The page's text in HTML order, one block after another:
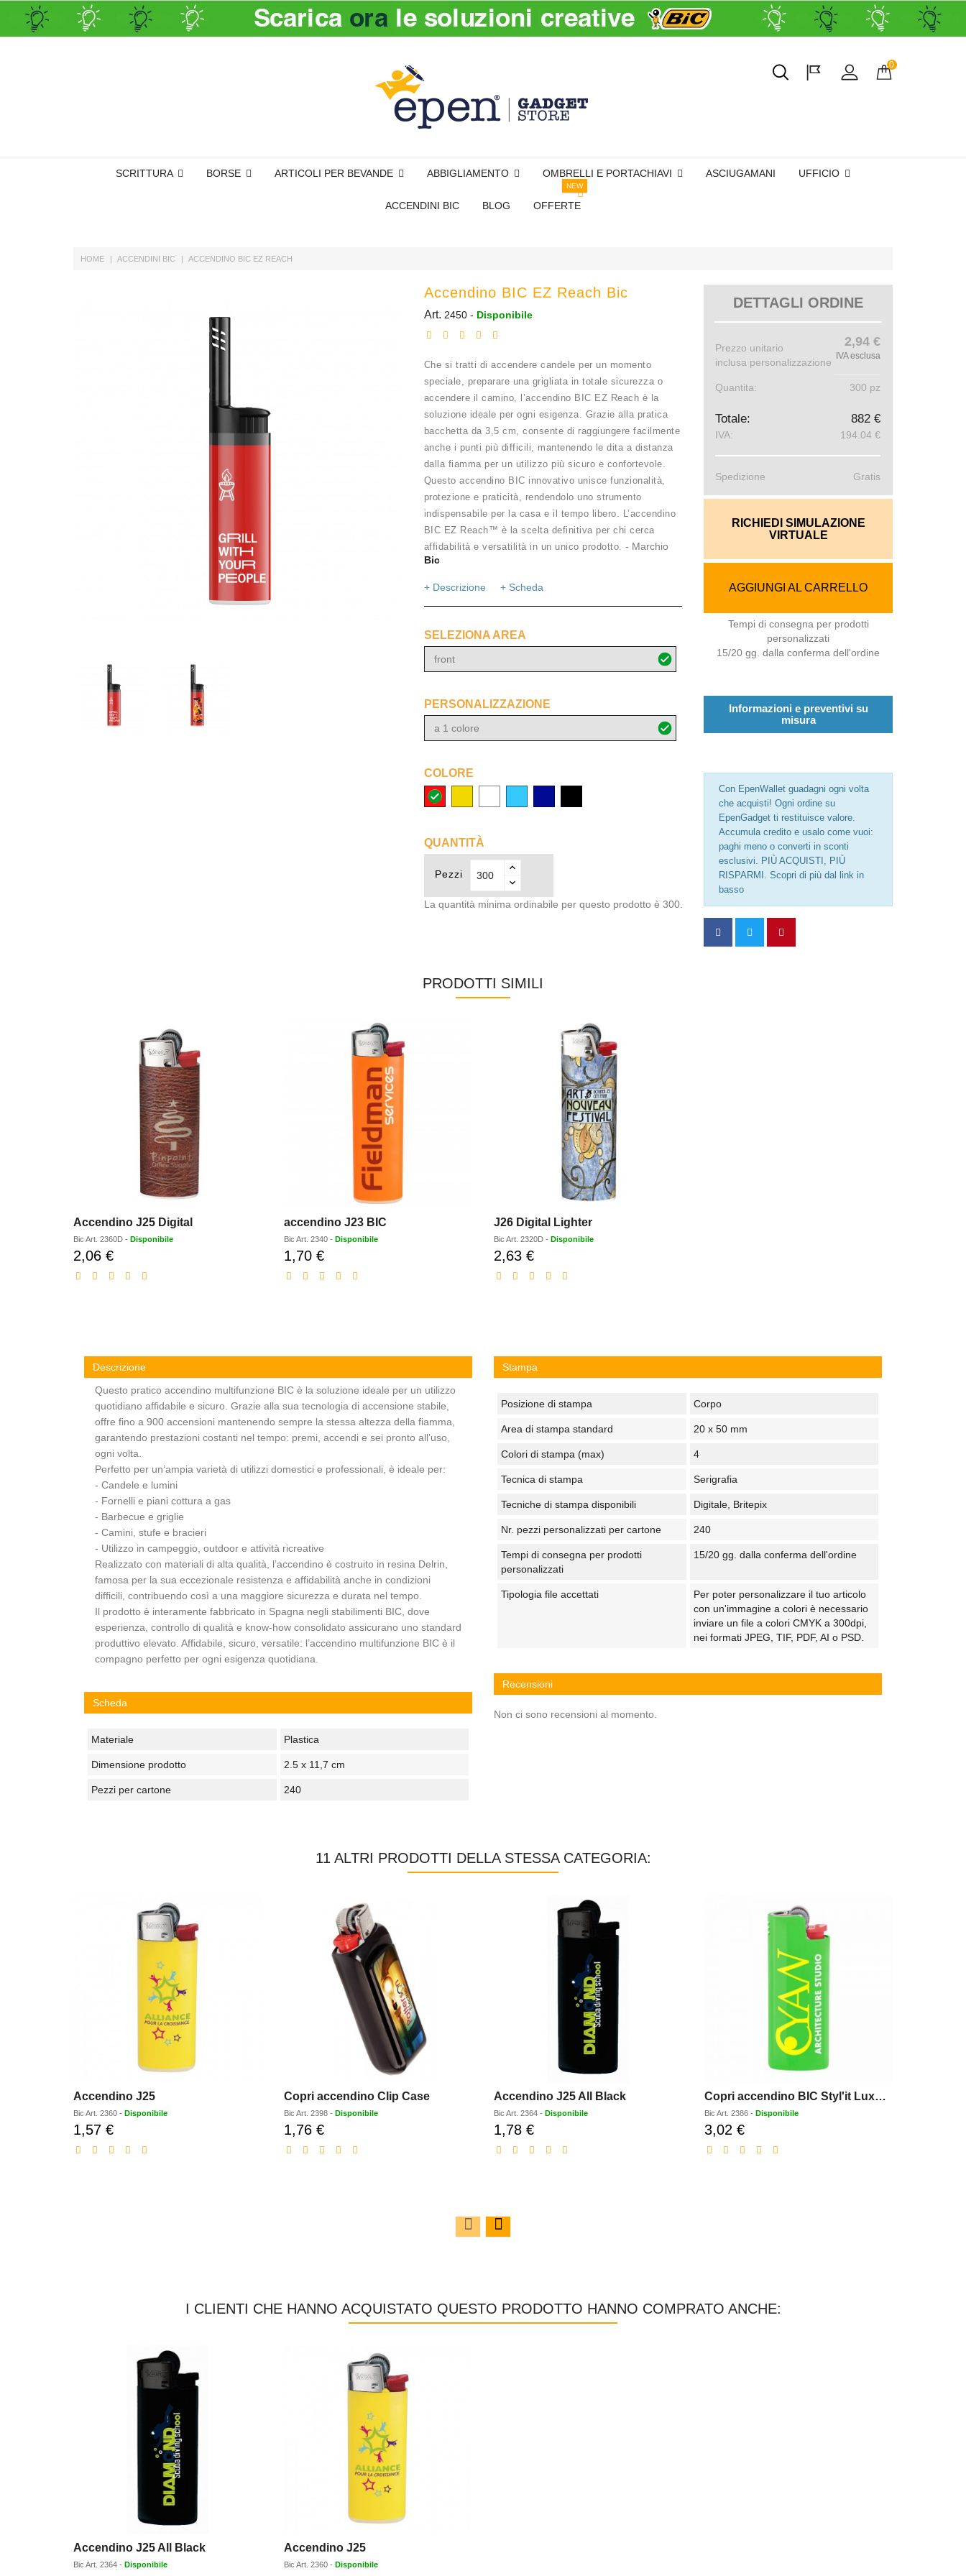
0
SCRITTURA BORSE ARTICOLI PER BEVANDE ABBIGLIAMENTO OMBRELLI E PORTACHIAVI ASCIUGAMANI UFFICIO
ACCENDINI BIC BLOG OFFERTE
NEW
HOME ACCENDINI BIC ACCENDINO BIC EZ REACH
Accendino BIC EZ Reach Bic
Art. 2450 - Disponibile
Che si tratti di accendere candele per un momento
speciale, preparare una grigliata in totale sicurezza o
accendere il camino, l’accendino BIC EZ Reach è la
soluzione ideale per ogni esigenza. Grazie alla pratica
bacchetta da 3,5 cm, consente di raggiungere facilmente
anche i punti più difficili, mantenendo le dita a distanza
dalla fiamma per un utilizzo più sicuro e confortevole.
Questo accendino BIC innovativo unisce funzionalità,
protezione e praticità, rendendolo uno strumento
indispensabile per la casa e il tempo libero. L’accendino
BIC EZ Reach™ è la scelta definitiva per chi cerca
affidabilità e versatilità in un unico prodotto. - Marchio
Bic
+ Descrizione + Scheda
SELEZIONA AREA
front
PERSONALIZZAZIONE
a 1 colore
COLORE
Rosso
(12)
(01)
(53)
(04)
(02)
QUANTITÀ
Pezzi
La quantità minima ordinabile per questo prodotto è 300.
DETTAGLI ORDINE
Prezzo unitario
inclusa personalizzazione
2,94 €
IVA esclusa
Quantita: 300 pz
Totale: 882 €
IVA: 194.04 €
Spedizione Gratis
RICHIEDI SIMULAZIONE
VIRTUALE
AGGIUNGI AL CARRELLO
Tempi di consegna per prodotti
personalizzati
15/20 gg. dalla conferma dell'ordine
Informazioni e preventivi su
misura
Con EpenWallet guadagni ogni volta
che acquisti! Ogni ordine su
EpenGadget ti restituisce valore.
Accumula credito e usalo come vuoi:
paghi meno o converti in sconti
esclusivi. PIÙ ACQUISTI, PIÙ
RISPARMI. Scopri di più dal link in
basso
PRODOTTI SIMILI
Accendino J25 Digital
Bic Art. 2360D - Disponibile
2,06 €Prezzo
accendino J23 BIC
Bic Art. 2340- Disponibile
1,70 €Prezzo
J26 Digital Lighter
Bic Art. 2320D - Disponibile
2,63 €Prezzo
Descrizione
Questo pratico accendino multifunzione BIC è la soluzione ideale per un utilizzo
quotidiano affidabile e sicuro. Grazie alla sua tecnologia di accensione stabile,
offre fino a 900 accensioni mantenendo sempre la stessa altezza della fiamma,
garantendo prestazioni costanti nel tempo: premi, accendi e sei pronto all’uso,
ogni volta.
Perfetto per un’ampia varietà di utilizzi domestici e professionali, è ideale per:
- Candele e lumini
- Fornelli e piani cottura a gas
- Barbecue e griglie
- Camini, stufe e bracieri
- Utilizzo in campeggio, outdoor e attività ricreative
Realizzato con materiali di alta qualità, l’accendino è costruito in resina Delrin,
famosa per la sua eccezionale resistenza e affidabilità anche in condizioni
difficili, contribuendo così a una maggiore sicurezza e durata nel tempo.
Il prodotto è interamente fabbricato in Spagna negli stabilimenti BIC, dove
esperienza, controllo di qualità e know-how consolidato assicurano uno standard
produttivo elevato. Affidabile, sicuro, versatile: l’accendino multifunzione BIC è il
compagno perfetto per ogni esigenza quotidiana.
Scheda
Materiale Plastica
Dimensione prodotto 2.5 x 11,7 cm
Pezzi per cartone 240
Stampa
Posizione di stampa Corpo
Area di stampa standard 20 x 50 mm
Colori di stampa (max) 4
Tecnica di stampa Serigrafia
Tecniche di stampa disponibili Digitale, Britepix
Nr. pezzi personalizzati per cartone 240
Tempi di consegna per prodotti
personalizzati
15/20 gg. dalla conferma dell'ordine
Tipologia file accettati
Per poter personalizzare il tuo articolo
con un'immagine a colori è necessario
inviare un file a colori CMYK a 300dpi,
nei formati JPEG, TIF, PDF, AI o PSD.
Recensioni
Non ci sono recensioni al momento.
11 ALTRI PRODOTTI DELLA STESSA CATEGORIA:
Accendino J25
Bic Art. 2360 - Disponibile
1,57 €Prezzo
Copri accendino Clip Case
Bic Art. 2398- Disponibile
1,76 €Prezzo
Accendino J25 All Black
Bic Art. 2364 - Disponibile
1,78 €Prezzo
Copri accendino BIC Styl'it Luxury Case Neon
Bic Art. 2386- Disponibile
3,02 €Prezzo
I CLIENTI CHE HANNO ACQUISTATO QUESTO PRODOTTO HANNO COMPRATO ANCHE:
Accendino J25 All Black
Bic Art. 2364 - Disponibile
Accendino J25
Bic Art. 2360- Disponibile